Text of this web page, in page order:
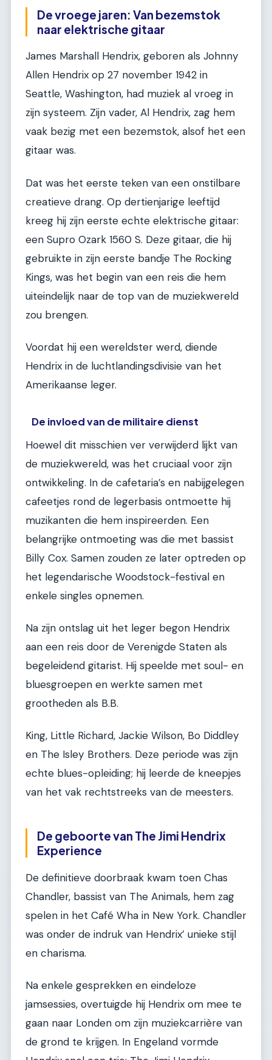
De vroege jaren: Van bezemstok
naar elektrische gitaar
James Marshall Hendrix, geboren als Johnny
Allen Hendrix op 27 november 1942 in
Seattle, Washington, had muziek al vroeg in
zijn systeem. Zijn vader, Al Hendrix, zag hem
vaak bezig met een bezemstok, alsof het een
gitaar was.
Dat was het eerste teken van een onstilbare
creatieve drang. Op dertienjarige leeftijd
kreeg hij zijn eerste echte elektrische gitaar:
een Supro Ozark 1560 S. Deze gitaar, die hij
gebruikte in zijn eerste bandje The Rocking
Kings, was het begin van een reis die hem
uiteindelijk naar de top van de muziekwereld
zou brengen.
Voordat hij een wereldster werd, diende
Hendrix in de luchtlandingsdivisie van het
Amerikaanse leger.
De invloed van de militaire dienst
Hoewel dit misschien ver verwijderd lijkt van
de muziekwereld, was het cruciaal voor zijn
ontwikkeling. In de cafetaria’s en nabijgelegen
cafeetjes rond de legerbasis ontmoette hij
muzikanten die hem inspireerden. Een
belangrijke ontmoeting was die met bassist
Billy Cox. Samen zouden ze later optreden op
het legendarische Woodstock-festival en
enkele singles opnemen.
Na zijn ontslag uit het leger begon Hendrix
aan een reis door de Verenigde Staten als
begeleidend gitarist. Hij speelde met soul- en
bluesgroepen en werkte samen met
grootheden als B.B.
King, Little Richard, Jackie Wilson, Bo Diddley
en The Isley Brothers. Deze periode was zijn
echte blues-opleiding; hij leerde de kneepjes
van het vak rechtstreeks van de meesters.
De geboorte van The Jimi Hendrix
Experience
De definitieve doorbraak kwam toen Chas
Chandler, bassist van The Animals, hem zag
spelen in het Café Wha in New York. Chandler
was onder de indruk van Hendrix’ unieke stijl
en charisma.
Na enkele gesprekken en eindeloze
jamsessies, overtuigde hij Hendrix om mee te
gaan naar Londen om zijn muziekcarrière van
de grond te krijgen. In Engeland vormde